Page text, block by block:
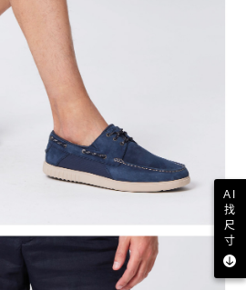
AI
找
尺
寸